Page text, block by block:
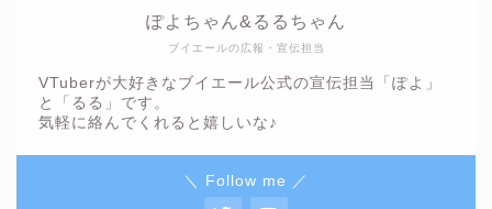
ブイエールの広報・宣伝担当
ぽよちゃん&るるちゃん
VTuberが大好きなブイエール公式の宣伝担当「ぽよ」
と「るる」です。
気軽に絡んでくれると嬉しいな♪
＼ Follow me ／